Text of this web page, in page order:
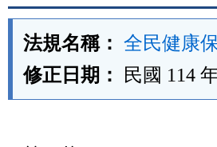
法規名稱： 全民健康
修正日期：
民國 114